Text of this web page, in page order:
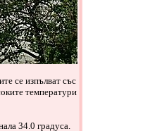
се изпълват със
температури
34.0 градуса.